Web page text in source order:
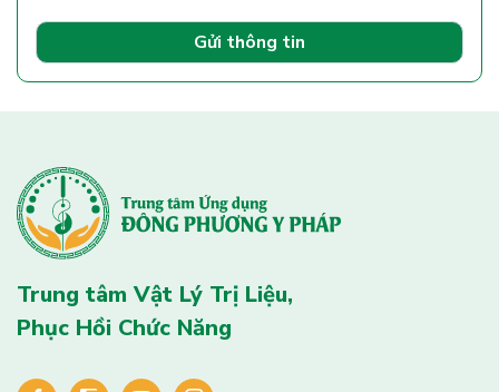
Gửi thông tin
Trung tâm Vật Lý Trị Liệu,
Phục Hồi Chức Năng